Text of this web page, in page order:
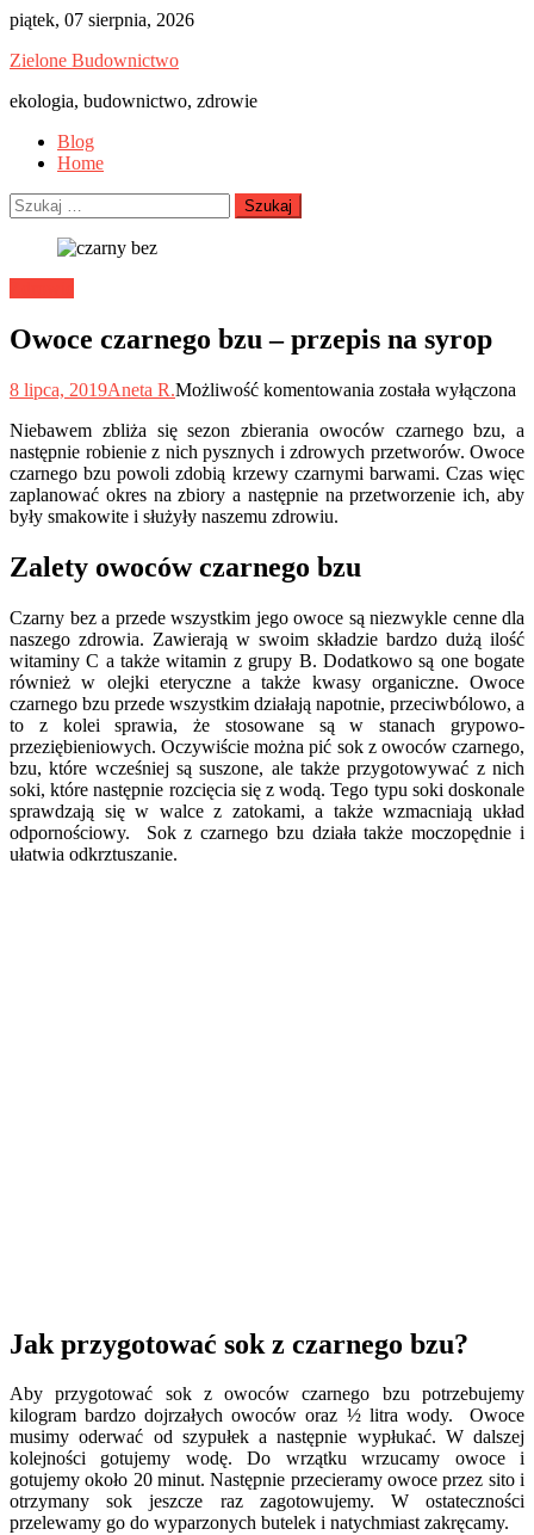
Skip
content
piątek, 07 sierpnia, 2026
Zielone Budownictwo
ekologia, budownictwo, zdrowie
Blog
Home
Szukaj:
Owoce czarnego bzu – przepis na syrop
8 lipca, 2019Aneta R.Możliwość komentowania Owoce
bzu
–
przepis
na
została wyłączona
Niebawem zbliża się sezon zbierania owoców czarnego bzu, a
następnie robienie z nich pysznych i zdrowych przetworów. Owoce
czarnego bzu powoli zdobią krzewy czarnymi barwami. Czas więc
zaplanować okres na zbiory a następnie na przetworzenie ich, aby
były smakowite i służyły naszemu zdrowiu.
Zalety owoców czarnego bzu
Czarny bez a przede wszystkim jego owoce są niezwykle cenne dla
naszego zdrowia. Zawierają w swoim składzie bardzo dużą ilość
witaminy C a także witamin z grupy B. Dodatkowo są one bogate
również w olejki eteryczne a także kwasy organiczne. Owoce
czarnego bzu przede wszystkim działają napotnie, przeciwbólowo, a
to z kolei sprawia, że stosowane są w stanach grypowo-
przeziębieniowych. Oczywiście można pić sok z owoców czarnego,
bzu, które wcześniej są suszone, ale także przygotowywać z nich
soki, które następnie rozcięcia się z wodą. Tego typu soki doskonale
sprawdzają się w walce z zatokami, a także wzmacniają układ
odpornościowy. Sok z czarnego bzu działa także moczopędnie i
ułatwia odkrztuszanie.
Jak przygotować sok z czarnego bzu?
Aby przygotować sok z owoców czarnego bzu potrzebujemy
kilogram bardzo dojrzałych owoców oraz ½ litra wody. Owoce
musimy oderwać od szypułek a następnie wypłukać. W dalszej
kolejności gotujemy wodę. Do wrzątku wrzucamy owoce i
gotujemy około 20 minut. Następnie przecieramy owoce przez sito i
otrzymany sok jeszcze raz zagotowujemy. W ostateczności
przelewamy go do wyparzonych butelek i natychmiast zakręcamy.